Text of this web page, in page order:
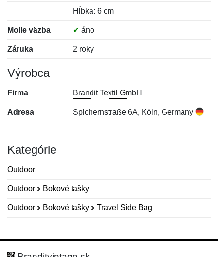
Hĺbka: 6 cm
Molle väzba ✔ áno
Záruka 2 roky
Výrobca
Firma Brandit Textil GmbH
Adresa Spichernstraße 6A, Köln, Germany
Kategórie
Outdoor
Outdoor Bokové tašky
Outdoor Bokové tašky Travel Side Bag
Hodnotenie:
Meno: